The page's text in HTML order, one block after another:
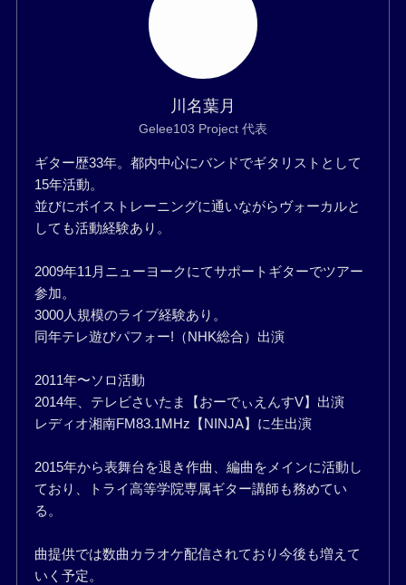
川名葉月
Gelee103 Project 代表
ギター歴33年。都内中心にバンドでギタリストとして
15年活動。
並びにボイストレーニングに通いながらヴォーカルと
しても活動経験あり。
2009年11月ニューヨークにてサポートギターでツアー
参加。
3000人規模のライブ経験あり。
同年テレ遊びパフォー!（NHK総合）出演
2011年〜ソロ活動
2014年、テレビさいたま【おーでぃえんすV】出演
レディオ湘南FM83.1MHz【NINJA】に生出演
2015年から表舞台を退き作曲、編曲をメインに活動し
ており、トライ高等学院専属ギター講師も務めてい
る。
曲提供では数曲カラオケ配信されており今後も増えて
いく予定。